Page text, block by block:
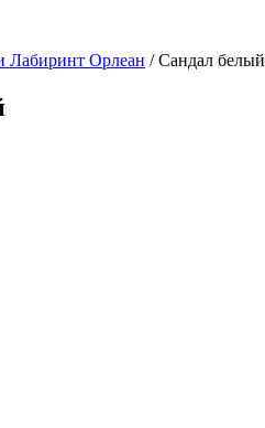
Лабиринт Орлеан / Сандал белый